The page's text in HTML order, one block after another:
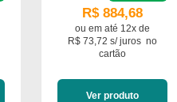
R$ 884,68
ou ematé 12x de
R$ 73,72 s/ juros no
cartão
Ver produto